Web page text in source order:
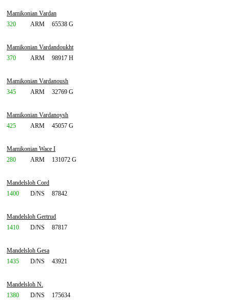
Mamikonian Vardan
320
ARM 65538 G
Mamikonian Vardandoukht
370
ARM 98917 H
Mamikonian Vardanoush
345
ARM 32769 G
Mamikonian Vardanoysh
425
ARM 45057 G
Mamikonian Wace I
280
ARM 131072 G
Mandelsloh Cord
1400
D/NS 87842
Mandelsloh Gertrud
1410
D/NS 87817
Mandelsloh Gesa
1435
D/NS 43921
Mandelsloh N.
1380
D/NS 175634